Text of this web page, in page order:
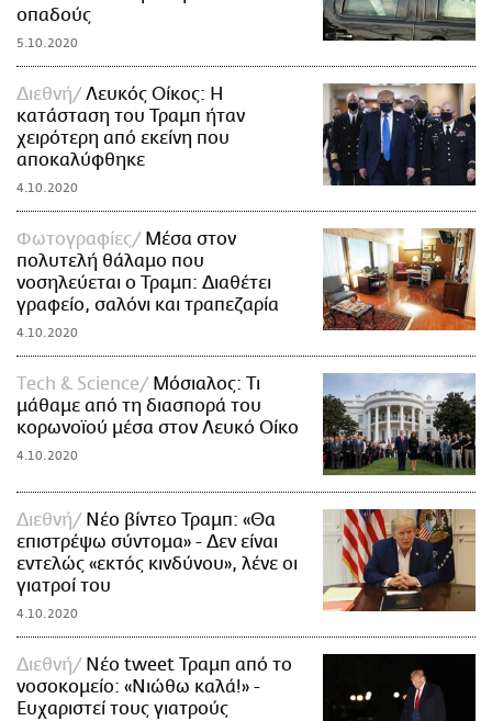
οπαδούς
5.10.2020
Διεθνή
Λευκός Οίκος: Η
κατάσταση του Τραμπ ήταν
χειρότερη από εκείνη που
αποκαλύφθηκε
4.10.2020
Φωτογραφίες
Μέσα στον
πολυτελή θάλαμο που
νοσηλεύεται ο Τραμπ: Διαθέτει
γραφείο, σαλόνι και τραπεζαρία
4.10.2020
Τech & Science
Μόσιαλος: Τι
μάθαμε από τη διασπορά του
κορωνοϊού μέσα στον Λευκό Οίκο
4.10.2020
Διεθνή
Νέο βίντεο Τραμπ: «Θα
επιστρέψω σύντομα» - Δεν είναι
εντελώς «εκτός κινδύνου», λένε οι
γιατροί του
4.10.2020
Διεθνή
Νέο tweet Τραμπ από το
νοσοκομείο: «Νιώθω καλά!» -
Ευχαριστεί τους γιατρούς